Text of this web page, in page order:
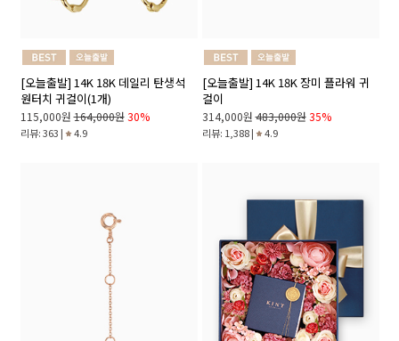
[오늘출발] 14K 18K 데일리 탄생석
원터치 귀걸이(1개)
115,000원 164,000원 30%
리뷰: 363 | 4.9
[오늘출발] 14K 18K 장미 플라워 귀
걸이
314,000원 483,000원 35%
리뷰: 1,388 | 4.9